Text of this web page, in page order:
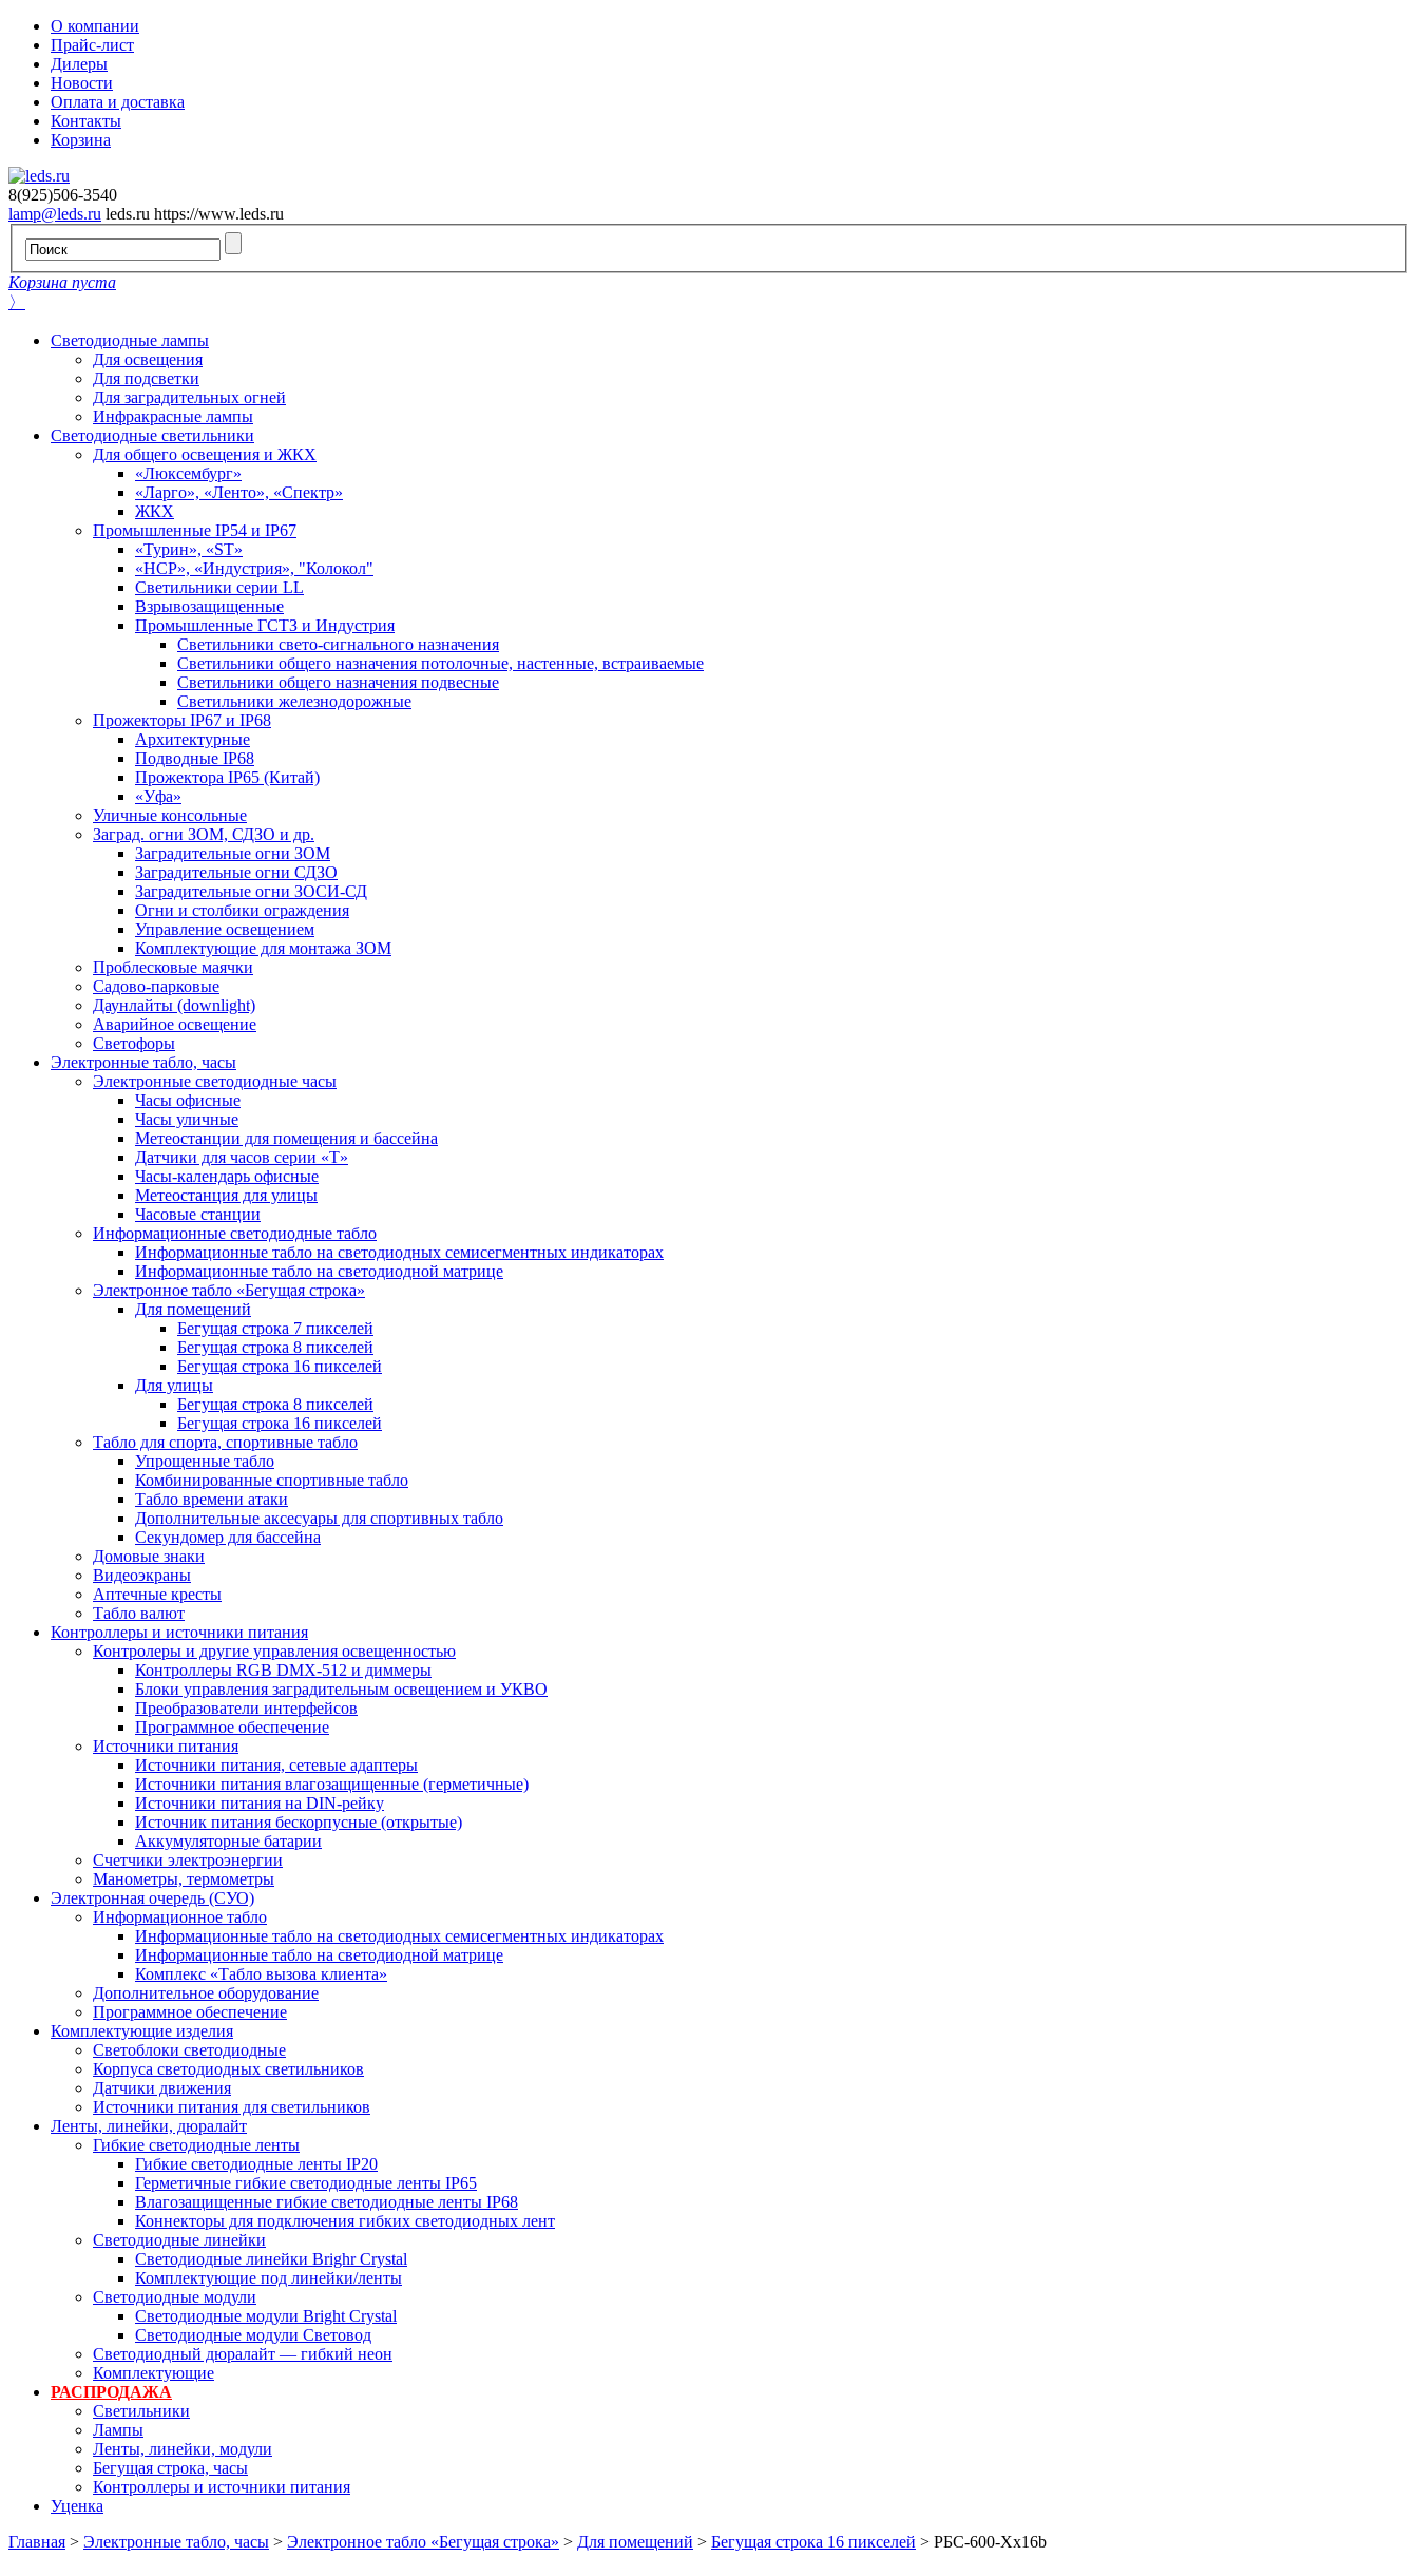
О компании
Прайс-лист
Дилеры
Новости
Оплата и доставка
Контакты
Корзина
8(925)506-3540
lamp@leds.ru leds.ru https://www.leds.ru
Корзина пуста
〉
Светодиодные лампы
Для освещения
Для подсветки
Для заградительных огней
Инфракрасные лампы
Светодиодные светильники
Для общего освещения и ЖКХ
«Люксембург»
«Ларго», «Ленто», «Спектр»
ЖКХ
Промышленные IP54 и IP67
«Турин», «ST»
«НСР», «Индустрия», "Колокол"
Светильники серии LL
Взрывозащищенные
Промышленные ГСТЗ и Индустрия
Светильники свето-сигнального назначения
Светильники общего назначения потолочные, настенные, встраиваемые
Светильники общего назначения подвесные
Светильники железнодорожные
Прожекторы IP67 и IP68
Архитектурные
Подводные IP68
Прожектора IP65 (Китай)
«Уфа»
Уличные консольные
Заград. огни ЗОМ, СДЗО и др.
Заградительные огни ЗОМ
Заградительные огни СДЗО
Заградительные огни ЗОСИ-СД
Огни и столбики ограждения
Управление освещением
Комплектующие для монтажа ЗОМ
Проблесковые маячки
Садово-парковые
Даунлайты (downlight)
Аварийное освещение
Светофоры
Электронные табло, часы
Электронные светодиодные часы
Часы офисные
Часы уличные
Метеостанции для помещения и бассейна
Датчики для часов серии «Т»
Часы-календарь офисные
Метеостанция для улицы
Часовые станции
Информационные светодиодные табло
Информационные табло на светодиодных семисегментных индикаторах
Информационные табло на светодиодной матрице
Электронное табло «Бегущая строка»
Для помещений
Бегущая строка 7 пикселей
Бегущая строка 8 пикселей
Бегущая строка 16 пикселей
Для улицы
Бегущая строка 8 пикселей
Бегущая строка 16 пикселей
Табло для спорта, спортивные табло
Упрощенные табло
Комбинированные спортивные табло
Табло времени атаки
Дополнительные аксесуары для спортивных табло
Секундомер для бассейна
Домовые знаки
Видеоэкраны
Аптечные кресты
Табло валют
Контроллеры и источники питания
Контролеры и другие управления освещенностью
Контроллеры RGB DMX-512 и диммеры
Блоки управления заградительным освещением и УКВО
Преобразователи интерфейсов
Программное обеспечение
Источники питания
Источники питания, сетевые адаптеры
Источники питания влагозащищенные (герметичные)
Источники питания на DIN-рейку
Источник питания бескорпусные (открытые)
Аккумуляторные батарии
Счетчики электроэнергии
Манометры, термометры
Электронная очередь (СУО)
Информационное табло
Информационные табло на светодиодных семисегментных индикаторах
Информационные табло на светодиодной матрице
Комплекс «Табло вызова клиента»
Дополнительное оборудование
Программное обеспечение
Комплектующие изделия
Светоблоки светодиодные
Корпуса светодиодных светильников
Датчики движения
Источники питания для светильников
Ленты, линейки, дюралайт
Гибкие светодиодные ленты
Гибкие светодиодные ленты IP20
Герметичные гибкие светодиодные ленты IP65
Влагозащищенные гибкие светодиодные ленты IP68
Коннекторы для подключения гибких светодиодных лент
Светодиодные линейки
Светодиодные линейки Brighr Crystal
Комплектующие под линейки/ленты
Светодиодные модули
Светодиодные модули Bright Crystal
Светодиодные модули Световод
Светодиодный дюралайт — гибкий неон
Комплектующие
РАСПРОДАЖА
Светильники
Лампы
Ленты, линейки, модули
Бегущая строка, часы
Контроллеры и источники питания
Уценка
Главная > Электронные табло, часы > Электронное табло «Бегущая строка» > Для помещений > Бегущая строка 16 пикселей > РБС-600-Xx16b